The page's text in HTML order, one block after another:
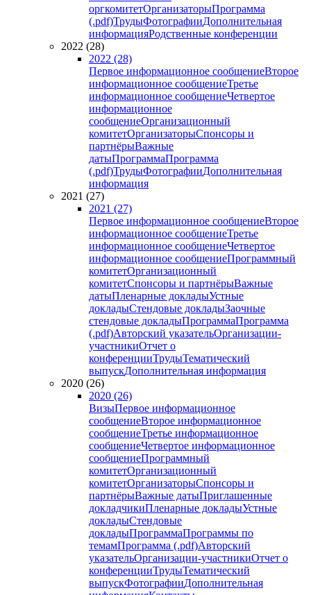
оргкомитетОрганизаторыПрограмма
(.pdf)ТрудыФотографииДополнительная
информацияРодственные конференции
2022 (28)
2022 (28)
Первое информационное сообщениеВторое
информационное сообщениеТретье
информационное сообщениеЧетвертое
информационное
сообщениеОрганизационный
комитетОрганизаторыСпонсоры и
партнёрыВажные
датыПрограммаПрограмма
(.pdf)ТрудыФотографииДополнительная
информация
2021 (27)
2021 (27)
Первое информационное сообщениеВторое
информационное сообщениеТретье
информационное сообщениеЧетвертое
информационное сообщениеПрограммный
комитетОрганизационный
комитетСпонсоры и партнёрыВажные
датыПленарные докладыУстные
докладыСтендовые докладыЗаочные
стендовые докладыПрограммаПрограмма
(.pdf)Авторский указательОрганизации-
участникиОтчет о
конференцииТрудыТематический
выпускДополнительная информация
2020 (26)
2020 (26)
ВизыПервое информационное
сообщениеВторое информационное
сообщениеТретье информационное
сообщениеЧетвертое информационное
сообщениеПрограммный
комитетОрганизационный
комитетОрганизаторыСпонсоры и
партнёрыВажные датыПриглашенные
докладчикиПленарные докладыУстные
докладыСтендовые
докладыПрограммаПрограммы по
темамПрограмма (.pdf)Авторский
указательОрганизации-участникиОтчет о
конференцииТрудыТематический
выпускФотографииДополнительная